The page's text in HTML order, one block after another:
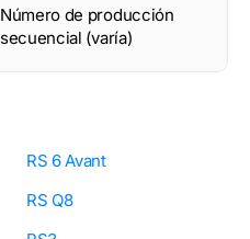
Número de producción
secuencial (varía)
RS 6 Avant
RS Q8